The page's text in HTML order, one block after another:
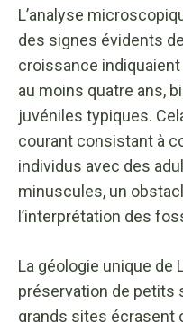
L’analyse
des signes évidents
croissance
au moins quatre ans,
juvéniles typiques.
courant consistant à
individus avec des
minuscules, un
l’interprétation des
La géologie unique de
préservation de petits
grands sites écrasent